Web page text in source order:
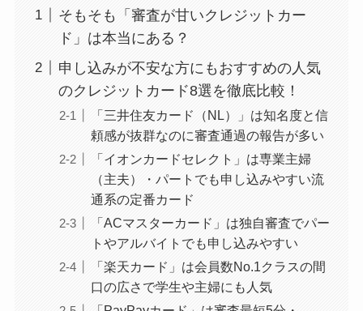
そもそも「審査が甘いクレジットカー
ド」は本当にある？
申し込みが不安な方にもおすすめの人気
のクレジットカード8選を徹底比較！
「三井住友カード（NL）」は知名度と信
頼感が抜群なのに審査通過の報告が多い
「イオンカードセレクト」は専業主婦
（主夫）・パートでも申し込みやすい流
通系の定番カード
「ACマスターカード」は独自審査でパー
トやアルバイトでも申し込みやすい
「楽天カード」は会員数No.1クラスの間
口の広さで学生や主婦にも人気